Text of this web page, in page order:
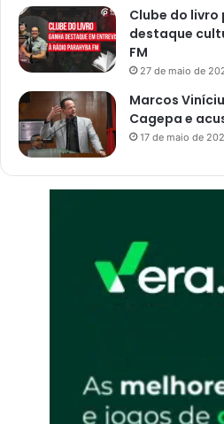
Clube do
destaque
FM
27 de maio de
Marcos
Cagepa e
17 de maio de